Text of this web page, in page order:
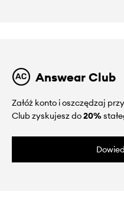
Answear Club
Załóż konto i oszczędzaj
Club zyskujesz do20%